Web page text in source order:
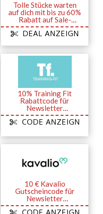
Tolle Stücke warten
auf dich mit bis zu 60%
Rabatt auf Sale-
Artikel
DEAL ANZEIGN
10% Training Fit
Rabattcode für
Newsletter
Anmeldung sich
sichern
CODE ANZEIGN
10 € Kavalio
Gutscheincode für
Newsletter
Anmeldung sich